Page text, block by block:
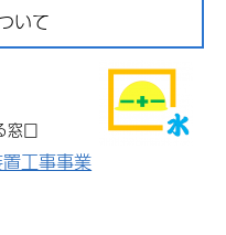
いて
窓口
工事事業